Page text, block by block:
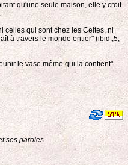
qu'une seule maison, elle y croit
celles qui sont chez les Celtes, ni
à travers le monde entier" (ibid.,5,
le vase même qui la contient"
ses paroles.